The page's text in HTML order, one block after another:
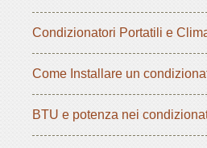
Condizionatori Portatili e
Come Installare un
BTU e potenza nei